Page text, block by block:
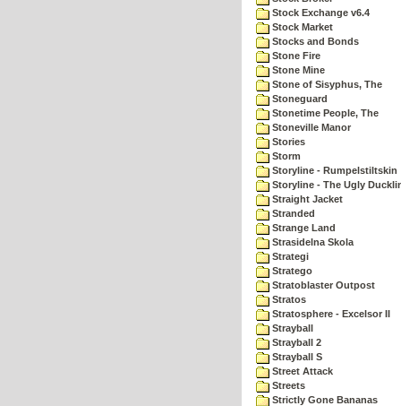
Stock Exchange v6.4
Stock Market
Stocks and Bonds
Stone Fire
Stone Mine
Stone of Sisyphus, The
Stoneguard
Stonetime People, The
Stoneville Manor
Stories
Storm
Storyline - Rumpelstiltskin
Storyline - The Ugly
Straight Jacket
Stranded
Strange Land
Strasidelna Skola
Strategi
Stratego
Stratoblaster Outpost
Stratos
Stratosphere - Excelsor II
Strayball
Strayball 2
Strayball S
Street Attack
Streets
Strictly Gone Bananas